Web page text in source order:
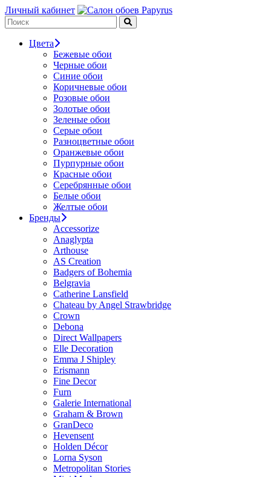
Личный кабинет
Цвета
Бежевые обои
Черные обои
Синие обои
Коричневые обои
Розовые обои
Золотые обои
Зеленые обои
Серые обои
Разноцветные обои
Оранжевые обои
Пурпурные обои
Красные обои
Серебрянные обои
Белые обои
Желтые обои
Бренды
Accessorize
Anaglypta
Arthouse
AS Creation
Badgers of Bohemia
Belgravia
Catherine Lansfield
Chateau by Angel Strawbridge
Crown
Debona
Direct Wallpapers
Elle Decoration
Emma J Shipley
Erismann
Fine Decor
Furn
Galerie International
Graham & Brown
GranDeco
Hevensent
Holden Décor
Lorna Syson
Metropolitan Stories